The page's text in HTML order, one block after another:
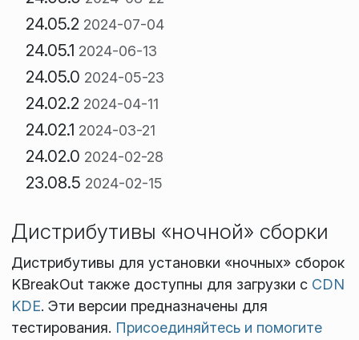
24.05.2 2024-07-04
24.05.1 2024-06-13
24.05.0 2024-05-23
24.02.2 2024-04-11
24.02.1 2024-03-21
24.02.0 2024-02-28
23.08.5 2024-02-15
Дистрибутивы «ночной» сборки
Дистрибутивы для установки «ночных» сборок
KBreakOut также доступны для загрузки с CDN
KDE. Эти версии предназначены для
тестирования. Присоединяйтесь и помогите